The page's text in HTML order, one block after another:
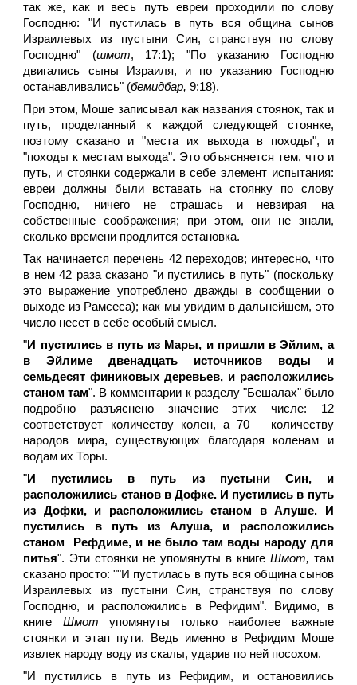
так же, как и весь путь евреи проходили по слову
Господню: "И пустилась в путь вся община сынов
Израилевых из пустыни Син, странствуя по слову
Господню" (шмот, 17:1); "По указанию Господню
двигались сыны Израиля, и по указанию Господню
останавливались" (бемидбар,9:18).
При этом, Моше записывал как названия стоянок, так и
путь, проделанный к каждой следующей стоянке,
поэтому сказано и "места их выхода в походы", и
"походы к местам выхода". Это объясняется тем, что и
путь, и стоянки содержали в себе элемент испытания:
евреи должны были вставать на стоянку по слову
Господню, ничего не страшась и невзирая на
собственные соображения; при этом, они не знали,
сколько времени продлится остановка.
Так начинается перечень 42 переходов; интересно, что
в нем 42 раза сказано "и пустились в путь" (поскольку
это выражение употреблено дважды в сообщении о
выходе из Рамсеса); как мы увидим в дальнейшем, это
число несет в себе особый смысл.
"И пустились в путь из Мары, и пришли в Эйлим, а
в Эйлиме двенадцать источников воды и
семьдесят финиковых деревьев, и расположились
станом там". В комментарии к разделу "Бешалах" было
подробно разъяснено значение этих числе: 12
соответствует количеству колен, а 70 – количеству
народов мира, существующих благодаря коленам и
водам их Торы.
"И пустились в путь из пустыни Син, и
расположились станов в Дофке. И пустились в путь
из Дофки, и расположились станом в Алуше. И
пустились в путь из Алуша, и расположились
станом Рефдиме, и не было там воды народу для
питья". Эти стоянки не упомянуты в книге Шмот, там
сказано просто: ""И пустилась в путь вся община сынов
Израилевых из пустыни Син, странствуя по слову
Господню, и расположились в Рефидим". Видимо, в
книге Шмот упомянуты только наиболее важные
стоянки и этап пути. Ведь именно в Рефидим Моше
извлек народу воду из скалы, ударив по ней посохом.
"И пустились в путь из Рефидим, и остановились